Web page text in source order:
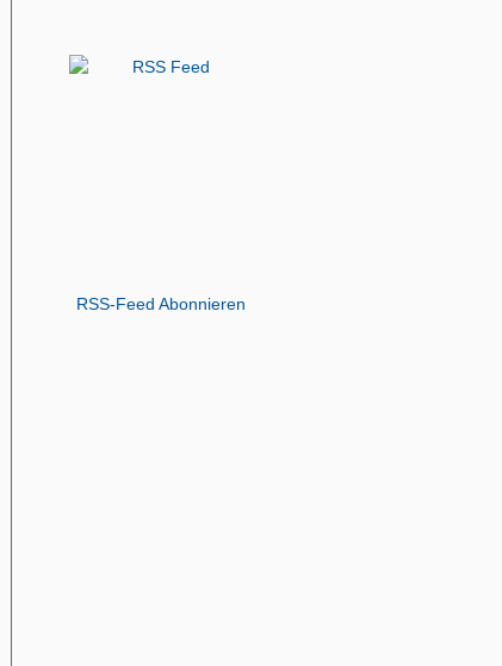
RSS-Feed Abonnieren